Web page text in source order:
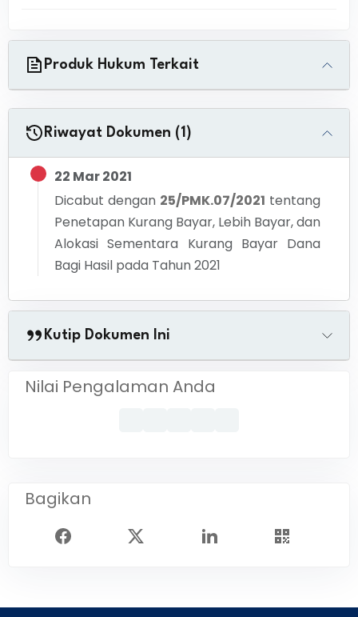
Produk Hukum Terkait
Riwayat Dokumen (1)
22 Mar 2021
Dicabut dengan 25/PMK.07/2021 tentang
Penetapan Kurang Bayar, Lebih Bayar, dan
Alokasi Sementara Kurang Bayar Dana
Bagi Hasil pada Tahun 2021
Kutip Dokumen Ini
Nilai Pengalaman Anda
Bagikan